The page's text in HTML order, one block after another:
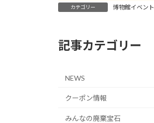
カテゴリー 博物館イベント
記事カテゴリー
NEWS
クーポン情報
みんなの廃棄宝石